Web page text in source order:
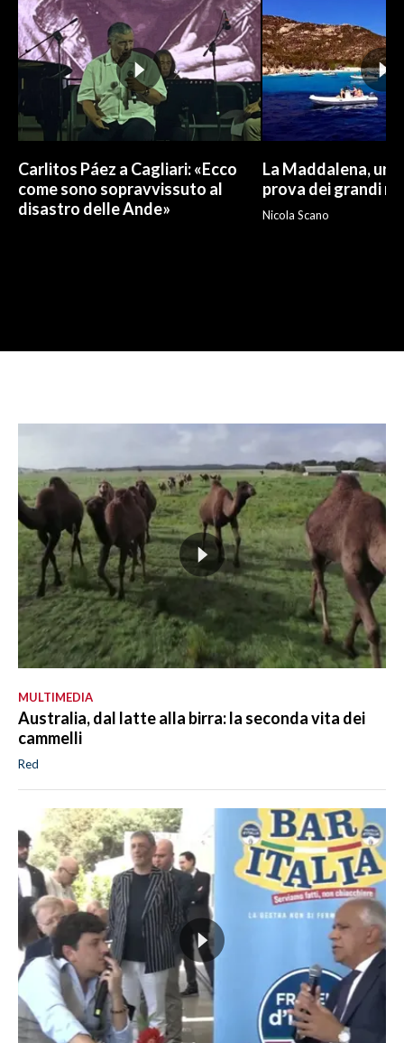
Carlitos Páez a Cagliari: «Ecco
come sono sopravvissuto al
disastro delle Ande»
La Maddalena, un
prova dei grandi
Nicola Scano
MULTIMEDIA
Australia, dal latte alla birra: la seconda vita dei
cammelli
Red